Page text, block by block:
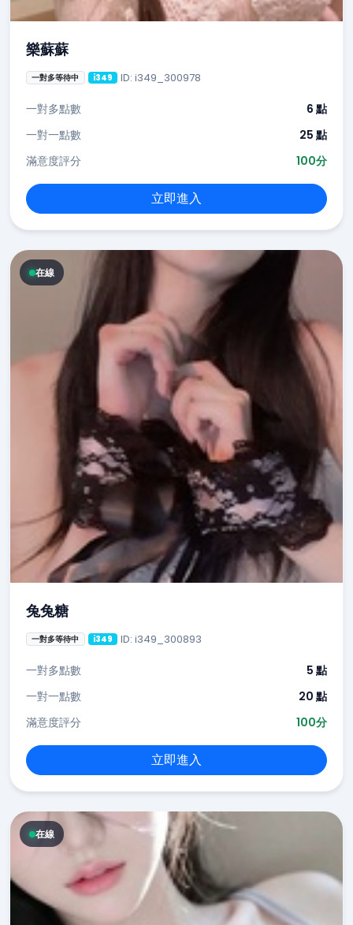
樂蘇蘇
一對多等待中 i349 ID: i349_300978
一對多點數
6 點
一對一點數
25 點
滿意度評分
100分
立即進入
在線
兔兔糖
一對多等待中 i349 ID: i349_300893
一對多點數
5 點
一對一點數
20 點
滿意度評分
100分
立即進入
在線